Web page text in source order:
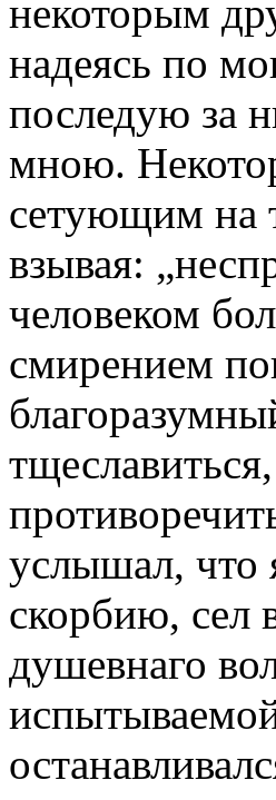
некоторым
надеясь по
последую за
мною.
сетующим на
взывая:
человеком
смирением
услышал, что
скорбию, сел
душевнаго